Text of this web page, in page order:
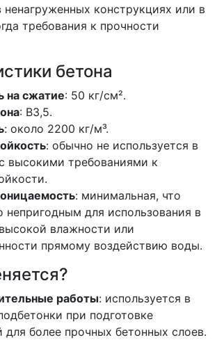
ненагруженных конструкциях или в
требования к прочности
бетона
на сжатие: 50 кг/см².
: В3,5.
: около 2200 кг/м³.
: обычно не используется в
высокими требованиями к
: минимальная, что
непригодным для использования в
влажности или
прямому воздействию воды.
работы: используется в
при подготовке
для более прочных бетонных слоев.